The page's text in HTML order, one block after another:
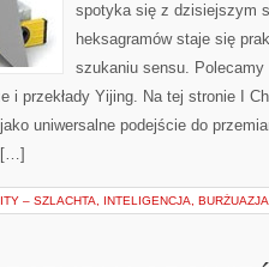
spotyka się z dzisiejszym
heksagramów staje się
szukaniu sensu.
i przekłady Yijing. Na tej stronie I
uniwersalne podejście do
[…]
– SZLACHTA, INTELIGENCJA, BURŻUAZJA